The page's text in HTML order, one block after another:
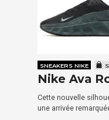
SNEAKERS NIKE
Nike Ava
Cette nouvelle
une arrivée